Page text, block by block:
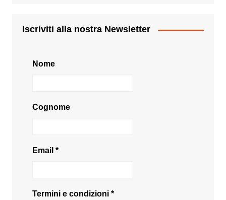
Iscriviti alla nostra Newsletter
Nome
Cognome
Email *
Termini e condizioni *